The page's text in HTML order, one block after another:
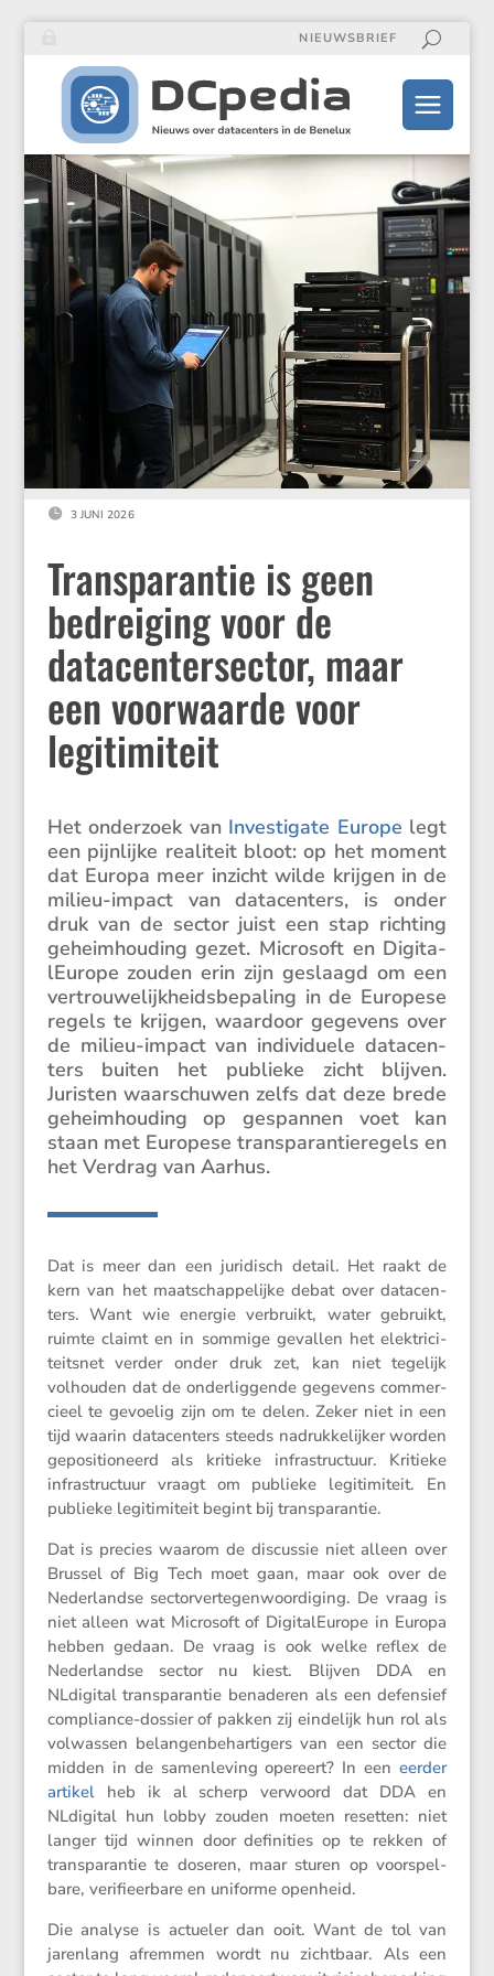
NIEUWSBRIEF
 3 JUNI 2026
Transparantie is geen
bedreiging voor de
datacentersector, maar
een voorwaarde voor
legitimiteit
Het onder­zoek van Inves­ti­gate Europe legt
een pijnlijke reali­teit bloot: op het moment
dat Europa meer inzicht wilde krijgen in de
milieu-impact van datacen­ters, is onder
druk van de sector juist een stap richting
geheim­hou­ding gezet. Micro­soft en Digita­
lEu­rope zouden erin zijn geslaagd om een
vertrou­we­lijk­heids­be­pa­ling in de Europese
regels te krijgen, waardoor gegevens over
de milieu-impact van indivi­duele datacen­
ters buiten het publieke zicht blijven.
Juristen waarschuwen zelfs dat deze brede
geheim­hou­ding op gespannen voet kan
staan met Europese trans­pa­ran­tie­re­gels en
het Verdrag van Aarhus.
Dat is meer dan een juridisch detail. Het raakt de
kern van het maatschap­pe­lijke debat over datacen­
ters. Want wie energie verbruikt, water gebruikt,
ruimte claimt en in sommige gevallen het elektri­ci­
teitsnet verder onder druk zet, kan niet tegelijk
volhouden dat de onder­lig­gende gegevens commer­
cieel te gevoelig zijn om te delen. Zeker niet in een
tijd waarin datacen­ters steeds nadruk­ke­lijker worden
geposi­ti­o­neerd als kritieke infra­struc­tuur. Kritieke
infra­struc­tuur vraagt om publieke legiti­mi­teit. En
publieke legiti­mi­teit begint bij transparantie.
Dat is precies waarom de discussie niet alleen over
Brussel of Big Tech moet gaan, maar ook over de
Neder­landse sector­ver­te­gen­woor­di­ging. De vraag is
niet alleen wat Micro­soft of Digita­lEu­rope in Europa
hebben gedaan. De vraag is ook welke reflex de
Neder­landse sector nu kiest. Blijven DDA en
NLdigital trans­pa­rantie benaderen als een defen­sief
compli­ance-dossier of pakken zij einde­lijk hun rol als
volwassen belan­gen­be­har­ti­gers van een sector die
midden in de samen­le­ving opereert? In eeneerder
artikelheb ik al scherp verwoord dat DDA en
NLdigital hun lobby zouden moeten resetten: niet
langer tijd winnen door defini­ties op te rekken of
trans­pa­rantie te doseren, maar sturen op voorspel­
bare, verifi­eer­bare en uniforme openheid.
Die analyse is actueler dan ooit. Want de tol van
jaren­lang afremmen wordt nu zicht­baar. Als een